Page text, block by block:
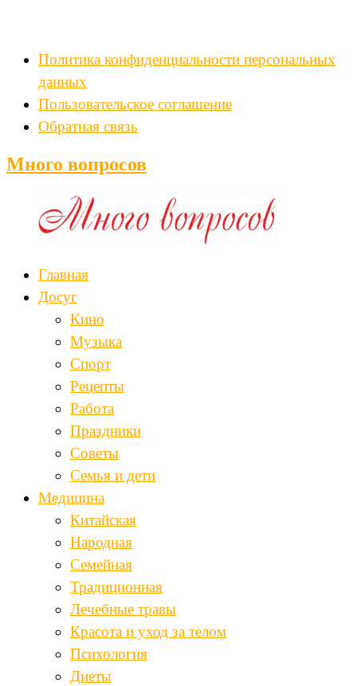
Политика конфиденциальности персональных
данных
Пользовательское соглашение
Обратная связь
Много вопросов
Главная
Досуг
Кино
Музыка
Спорт
Рецепты
Работа
Праздники
Советы
Семья и дети
Медицина
Китайская
Народная
Семейная
Традиционная
Лечебные травы
Красота и уход за телом
Психология
Диеты